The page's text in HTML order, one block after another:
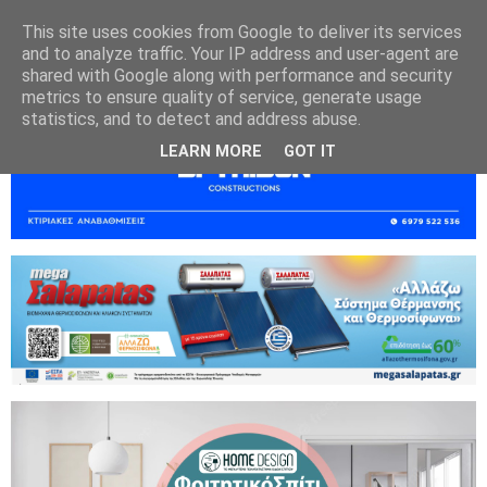
This site uses cookies from Google to deliver its services
and to analyze traffic. Your IP address and user-agent are
shared with Google along with performance and security
metrics to ensure quality of service, generate usage
statistics, and to detect and address abuse.
LEARN MORE GOT IT